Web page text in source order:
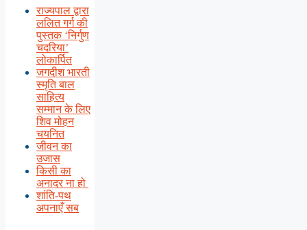
राज्यपाल द्वारा
ललित गर्ग की
पुस्तक ‘निर्गुण
चदरिया’
लोकार्पित
जगदीश भारती
स्मृति बाल
साहित्य
सम्मान के लिए
शिव मोहन
चयनित
जीवन का
उजास
किसी का
अनादर ना हो
शांति-पथ
अपनाएँ सब